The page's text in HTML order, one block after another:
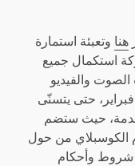
هنا وتعبئة استمارة
استكمال جميع
والفيديو
وصور الأزياء قبل الموعد النهائي في 12 فبراير، حتى يتسنّى
حيث ستضم
الكوسبلاي من حول
شروط وأحكام